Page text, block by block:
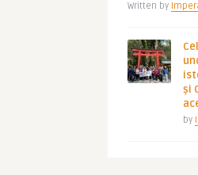
Written by
și
by